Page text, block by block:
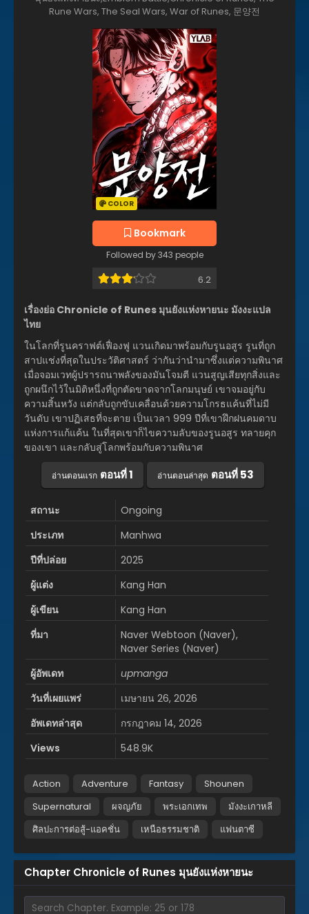
Rune Wars, The Seal Wars, War of Runes, 문양전
COLOR
Bookmark
Followed by 343 people
6.2
เรื่องย่อ Chronicle of Runes มุนยังแห่งหายนะ มังงะแปล
ไทย
ในโลกที่รูนคราฟต์เฟื่องฟู แวนเกิดมาพร้อมกับรูนอสูร รูนที่ถูก
สาปแช่งที่สุดในประวัติศาสตร์ ว่ากันว่านำมาซึ่งแต่ความพินาศ
เมื่อจอมเวทผู้ปรารถนาพลังของมันโจมตี แวนสูญเสียทุกสิ่งและ
ถูกผนึกไว้ในมิติหนึ่งที่ถูกตัดขาดจากโลกมนุษย์ เขาจมอยู่กับ
ความสิ้นหวัง แต่กลับถูกขับเคลื่อนด้วยความโกรธแค้นที่ไม่มี
วันดับ เขาปฏิเสธที่จะตาย เป็นเวลา 999 ปีที่เขาฝึกฝนคมดาบ
แห่งการแก้แค้น ในที่สุดเขาก็ไขความลับของรูนอสูร ทลายคุก
ของเขา และกลับสู่โลกพร้อมกับความพินาศ
อ่านตอนแรก ตอนที่ 1 อ่านตอนล่าสุด ตอนที่ 53
สถานะ
Ongoing
ประเภท
Manhwa
ปีที่ปล่อย
2025
ผู้แต่ง
Kang Han
ผู้เขียน
Kang Han
ที่มา
Naver Webtoon (Naver),
Naver Series (Naver)
ผู้อัพเดท
upmanga
วันที่เผยแพร่
เมษายน 26, 2026
อัพเดทล่าสุด
กรกฎาคม 14, 2026
Views
548.9K
Action Adventure Fantasy
Shounen
Supernatural
ผจญภัย พระเอกเทพ
มังงะเกาหลี
ศิลปะการต่อสู้-แอคชั่น
เหนือธรรมชาติ แฟนตาซี
Chapter Chronicle of Runes มุนยังแห่งหายนะ